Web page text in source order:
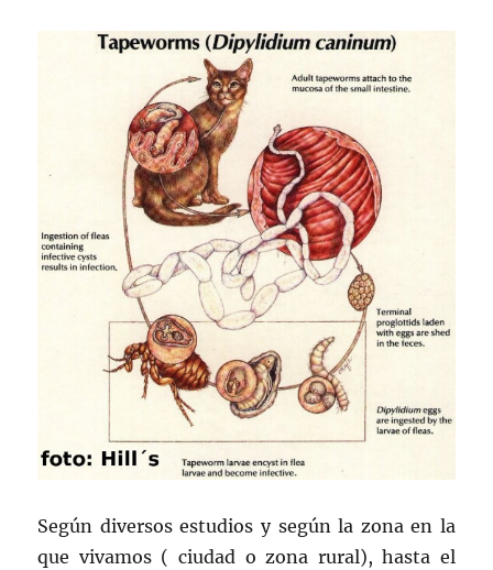
Según diversos estudios y según la zona en la
que vivamos ( ciudad o zona rural), hasta el